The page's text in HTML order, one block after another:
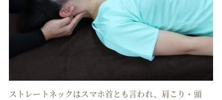
ストレートネックはスマホ首とも言われ、肩こり・頭